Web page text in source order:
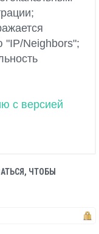
"IP/Neighbors";
с версией
ЧТОБЫ